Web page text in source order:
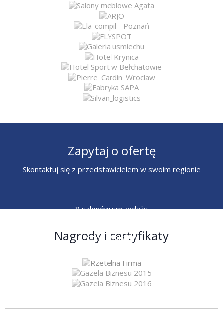
Zapytaj o ofertę
Skontaktuj się z przedstawicielem w swoim regionie
8 salonów sprzedaży
ogólnopolskich
Nagrody i certyfikaty